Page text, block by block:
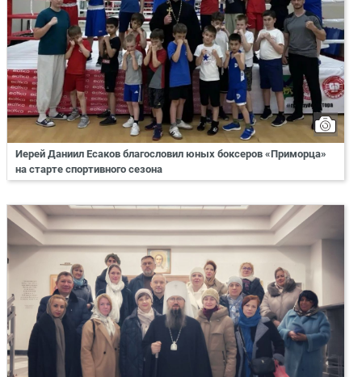
Иерей Даниил Есаков благословил юных боксеров «Приморца»
на старте спортивного сезона